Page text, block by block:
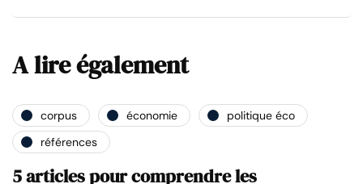
A lire également
corpus économie
politique éco
références
5 articles pour comprendre les